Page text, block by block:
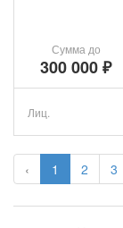
‹ 1 2 3
Сумма до
300 000 ₽
Лиц.